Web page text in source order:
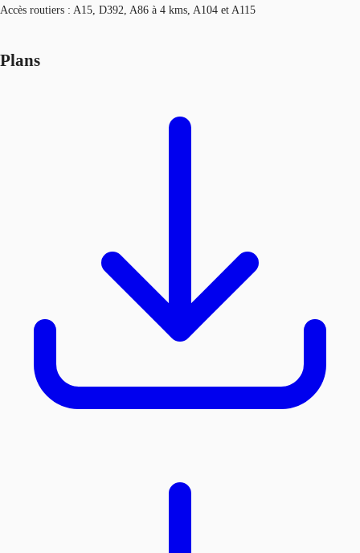
Accès routiers : A15, D392, A86 à 4 kms, A104 et A115
Plans